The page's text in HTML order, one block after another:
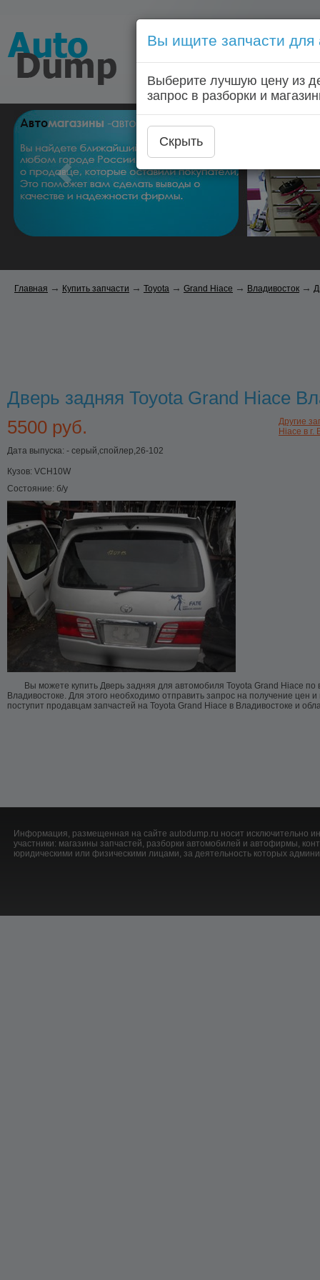
Голосовой запрос
Главная
Главная → Купить запчасти → Toyota → Grand Hiace → Владивосток →
Дверь задняя Toyota Grand Hiace
Другие
Hiace в г.
5500 руб.
Дата выпуска: - серый,спойлер,26-102
Кузов: VCH10W
Состояние: б/у
Вы можете купить Дверь задняя для автомобиля Toyota Grand Hiace по
Владивостоке. Для этого необходимо отправить запрос на получение цен
поступит продавцам запчастей на Toyota Grand Hiace в Владивостоке и
Информация, размещенная на сайте autodump.ru носит исключительно
участники: магазины запчастей, разборки автомобилей и автофирмы,
юридическими или физическими лицами, за деятельность которых
Вы ищите запчасти для
Выберите лучшую цену из
запрос в разборки и
Скрыть